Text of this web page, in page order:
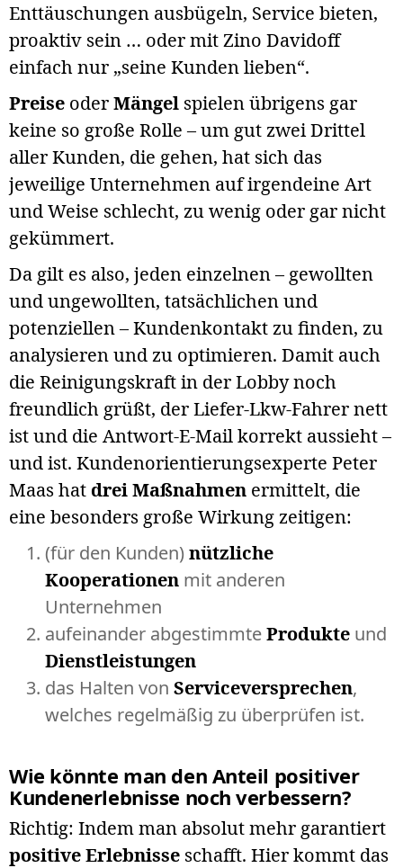
Enttäuschungen ausbügeln, Service bieten,
proaktiv sein … oder mit Zino Davidoff
einfach nur „seine Kunden lieben“.
Preise oderMängel spielen übrigens gar
keine so große Rolle – um gut zwei Drittel
aller Kunden, die gehen, hat sich das
jeweilige Unternehmen auf irgendeine Art
und Weise schlecht, zu wenig oder gar nicht
gekümmert.
Da gilt es also, jeden einzelnen – gewollten
und ungewollten, tatsächlichen und
potenziellen – Kundenkontakt zu finden, zu
analysieren und zu optimieren. Damit auch
die Reinigungskraft in der Lobby noch
freundlich grüßt, der Liefer-Lkw-Fahrer nett
ist und die Antwort-E-Mail korrekt aussieht –
und ist. Kundenorientierungsexperte Peter
Maas hat drei Maßnahmen ermittelt, die
eine besonders große Wirkung zeitigen:
(für den Kunden)nützliche
Kooperationen mit anderen
Unternehmen
aufeinander abgestimmteProdukte und
Dienstleistungen
das Halten von Serviceversprechen,
welches regelmäßig zu überprüfen ist.
Wie könnte man den Anteil positiver
Kundenerlebnisse noch verbessern?
Richtig: Indem man absolut mehr garantiert
positive Erlebnisse schafft. Hier kommt das